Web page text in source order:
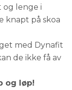
og lenge i
knapt på skoa
med Dynafit
de ikke få av
og løp!